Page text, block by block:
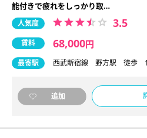
能付きで疲れをしっかり取…
人気度 3.5
賃料 68,000円
最寄駅 西武新宿線 野方駅 徒歩
追加